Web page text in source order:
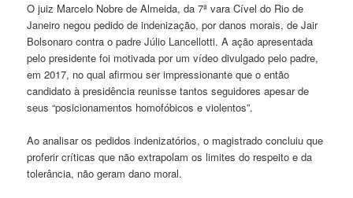
O juiz Marcelo Nobre de Almeida, da 7ª vara Cível do Rio de
Janeiro negou pedido de indenização, por danos morais, de Jair
Bolsonaro contra o padre Júlio Lancellotti. A ação apresentada
pelo presidente foi motivada por um vídeo divulgado pelo padre,
em 2017, no qual afirmou ser impressionante que o então
candidato à presidência reunisse tantos seguidores apesar de
seus “posicionamentos homofóbicos e violentos”.
Ao analisar os pedidos indenizatórios, o magistrado concluiu que
proferir críticas que não extrapolam os limites do respeito e da
tolerância, não geram dano moral.